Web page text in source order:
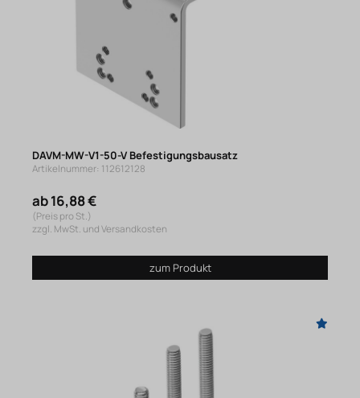
DAVM-MW-V1-50-V Befestigungsbausatz
Artikelnummer: 112612128
ab 16,88 €
(Preis pro St.)
zzgl. MwSt. und Versandkosten
zum Produkt